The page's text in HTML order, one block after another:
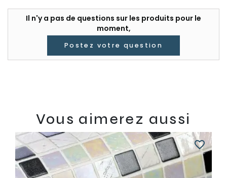
Il n'y a pas de questions sur les produits pour le
moment,
Postez votre question
Vous aimerez aussi
favorite_border